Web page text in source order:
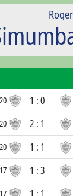
1 : 0
2 : 1
1 : 1
1 : 3